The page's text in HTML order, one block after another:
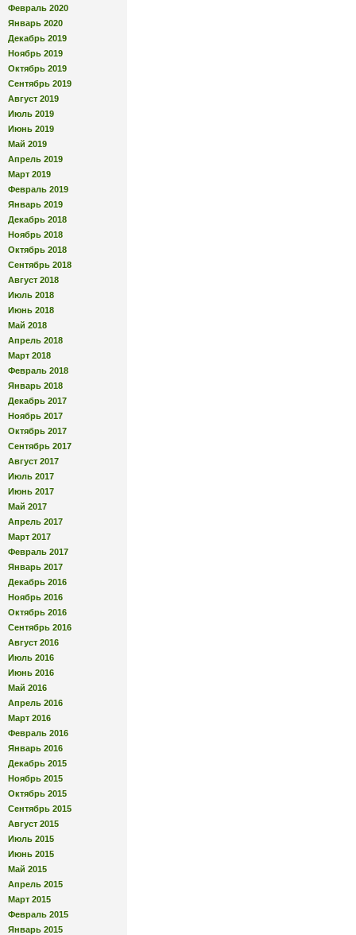
Февраль 2020
Январь 2020
Декабрь 2019
Ноябрь 2019
Октябрь 2019
Сентябрь 2019
Август 2019
Июль 2019
Июнь 2019
Май 2019
Апрель 2019
Март 2019
Февраль 2019
Январь 2019
Декабрь 2018
Ноябрь 2018
Октябрь 2018
Сентябрь 2018
Август 2018
Июль 2018
Июнь 2018
Май 2018
Апрель 2018
Март 2018
Февраль 2018
Январь 2018
Декабрь 2017
Ноябрь 2017
Октябрь 2017
Сентябрь 2017
Август 2017
Июль 2017
Июнь 2017
Май 2017
Апрель 2017
Март 2017
Февраль 2017
Январь 2017
Декабрь 2016
Ноябрь 2016
Октябрь 2016
Сентябрь 2016
Август 2016
Июль 2016
Июнь 2016
Май 2016
Апрель 2016
Март 2016
Февраль 2016
Январь 2016
Декабрь 2015
Ноябрь 2015
Октябрь 2015
Сентябрь 2015
Август 2015
Июль 2015
Июнь 2015
Май 2015
Апрель 2015
Март 2015
Февраль 2015
Январь 2015